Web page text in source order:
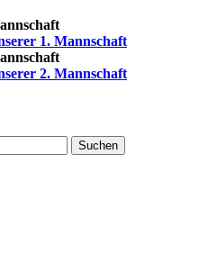
1. Mannschaft
2. Mannschaft
Suchen